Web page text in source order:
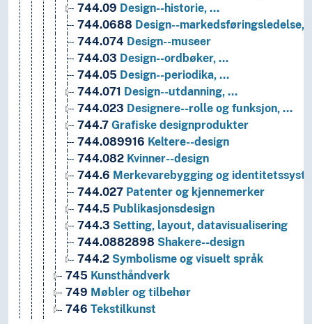
744.09 Design--historie, …
744.0688 Design--markedsføringsledelse,
744.074 Design--museer
744.03 Design--ordbøker, …
744.05 Design--periodika, …
744.071 Design--utdanning, …
744.023 Designere--rolle og funksjon, …
744.7 Grafiske designprodukter
744.089916 Keltere--design
744.082 Kvinner--design
744.6 Merkevarebygging og
744.027 Patenter og kjennemerker
744.5 Publikasjonsdesign
744.3 Setting, layout, datavisualisering
744.0882898 Shakere--design
744.2 Symbolisme og visuelt språk
745 Kunsthåndverk
749 Møbler og tilbehør
746 Tekstilkunst